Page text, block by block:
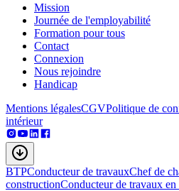
Mission
Journée de l'employabilité
Formation pour tous
Contact
Connexion
Nous rejoindre
Handicap
Mentions légalesCGVPolitique de
intérieur
BTPConducteur de travauxChef de
constructionConducteur de travaux